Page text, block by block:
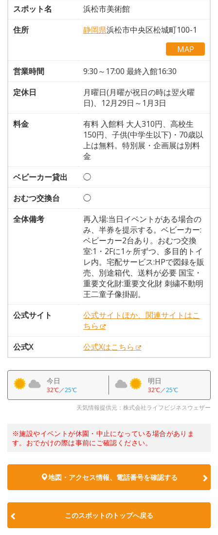
スポット名
浜松市美術館
住所
静岡県浜松市中央区松城町100-1
MAP
営業時間
9:30～17:00 最終入館16:30
定休日
月曜日(月曜が祝日の時は翌火曜
日)、12月29日～1月3日
料金
有料 入館料 大人310円、高校生
150円、子供(中学生以下)・70歳以
上は無料。特別展・企画展は別料
金
ベビーカー貸出
◯
おむつ交換台
◯
全体備考
再入場:当日イベントがある場合の
み、半券を提示する。ベビーカー:
ベビーカー2台あり。おむつ交換
室:1・2Fに1ヶ所ずつ、多目的トイ
レ内。宅配サービス:HPで図録を販
売、別途箱代、送料が必要 国宝・
重要文化財:重要文化財 刺繍不動明
王二童子像掛副。
公式サイト
公式サイトほか、関連サイトはこ
ちら
公式X
公式Xはこちら
今日
32℃／25℃
明日
32℃／25℃
天気情報提供元：株式会社ライフビジネスウェザー
※施設やイベントが休園・中止になっている場合がありま
す。おでかけの際は事前にご確認ください。
地図・アクセス情報、電話番号を確認する
このスポットのトップへ戻る